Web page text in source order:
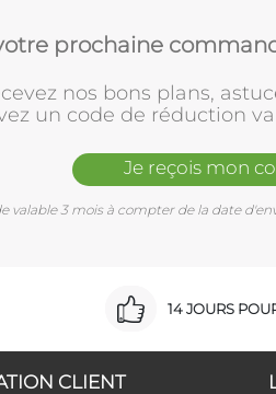
prochaine
nos bons plans,
un code de réduction
Je reçois mon
valable 3 mois à compter de la date
14 JOURS
CLIENT